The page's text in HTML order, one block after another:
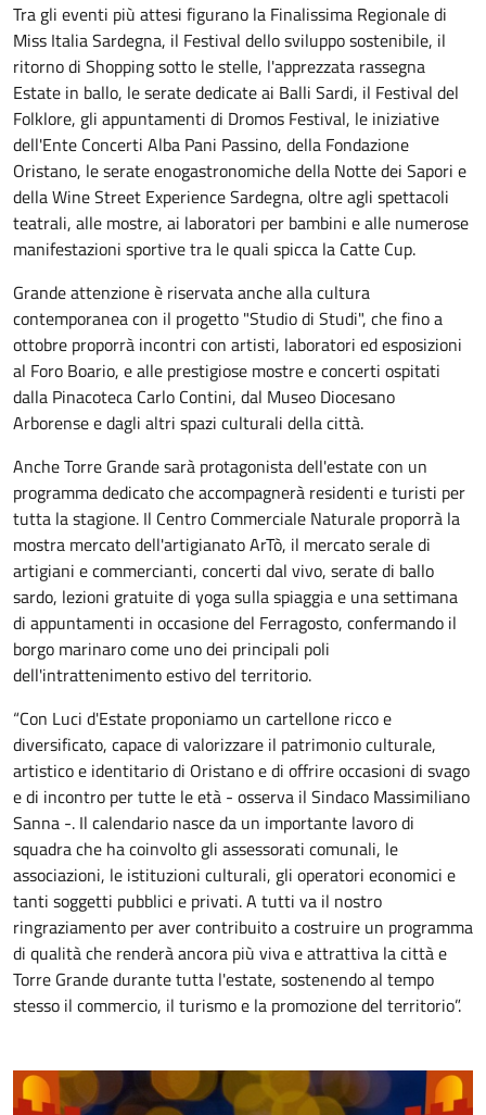
Tra gli eventi più attesi figurano la Finalissima Regionale di
Miss Italia Sardegna, il Festival dello sviluppo sostenibile, il
ritorno di Shopping sotto le stelle, l'apprezzata rassegna
Estate in ballo, le serate dedicate ai Balli Sardi, il Festival del
Folklore, gli appuntamenti di Dromos Festival, le iniziative
dell'Ente Concerti Alba Pani Passino, della Fondazione
Oristano, le serate enogastronomiche della Notte dei Sapori e
della Wine Street Experience Sardegna, oltre agli spettacoli
teatrali, alle mostre, ai laboratori per bambini e alle numerose
manifestazioni sportive tra le quali spicca la Catte Cup.
Grande attenzione è riservata anche alla cultura
contemporanea con il progetto "Studio di Studi", che fino a
ottobre proporrà incontri con artisti, laboratori ed esposizioni
al Foro Boario, e alle prestigiose mostre e concerti ospitati
dalla Pinacoteca Carlo Contini, dal Museo Diocesano
Arborense e dagli altri spazi culturali della città.
Anche Torre Grande sarà protagonista dell'estate con un
programma dedicato che accompagnerà residenti e turisti per
tutta la stagione. Il Centro Commerciale Naturale proporrà la
mostra mercato dell'artigianato ArTò, il mercato serale di
artigiani e commercianti, concerti dal vivo, serate di ballo
sardo, lezioni gratuite di yoga sulla spiaggia e una settimana
di appuntamenti in occasione del Ferragosto, confermando il
borgo marinaro come uno dei principali poli
dell'intrattenimento estivo del territorio.
“Con Luci d'Estate proponiamo un cartellone ricco e
diversificato, capace di valorizzare il patrimonio culturale,
artistico e identitario di Oristano e di offrire occasioni di svago
e di incontro per tutte le età - osserva il Sindaco Massimiliano
Sanna -. Il calendario nasce da un importante lavoro di
squadra che ha coinvolto gli assessorati comunali, le
associazioni, le istituzioni culturali, gli operatori economici e
tanti soggetti pubblici e privati. A tutti va il nostro
ringraziamento per aver contribuito a costruire un programma
di qualità che renderà ancora più viva e attrattiva la città e
Torre Grande durante tutta l'estate, sostenendo al tempo
stesso il commercio, il turismo e la promozione del territorio”.